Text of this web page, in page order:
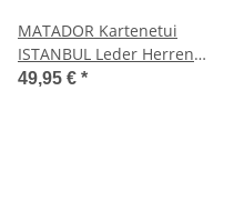
MATADOR Kartenetui
ISTANBUL Leder Herren
Kreditkartenetui RFID
49,95 € *